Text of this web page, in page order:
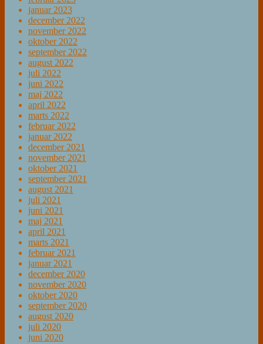
januar 2023
december 2022
november 2022
oktober 2022
september 2022
august 2022
juli 2022
juni 2022
maj 2022
april 2022
marts 2022
februar 2022
januar 2022
december 2021
november 2021
oktober 2021
september 2021
august 2021
juli 2021
juni 2021
maj 2021
april 2021
marts 2021
februar 2021
januar 2021
december 2020
november 2020
oktober 2020
september 2020
august 2020
juli 2020
juni 2020